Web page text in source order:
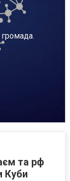
громада.
та рф
Куби